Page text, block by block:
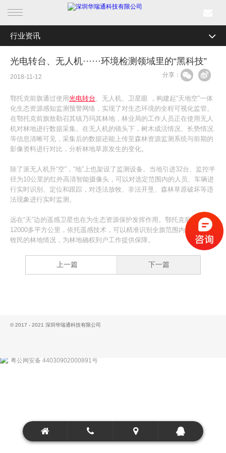
首页
产品中心
解决方案
成功案例
新闻中心
关于我们
行业资讯
全部分类公司新闻
行业资讯
媒体关注
最新活动
光电转台、无人机······环境检测领域里的“黑科技”
2018-11-12 分享：
鄂托克前旗通过使用光电转台 、无人机、卫星眼 ，构建起“天地空”一体
化生态资源感知监测预警网络，实现了对生态环境的全程可视化监管。
在鄂托克前旗敖勒召其镇乃玛其林地，林业局的工作人员正在使用无人
机对林地进行数据采集。在无人机的镜头下，树木成活情况、长势情况
等信息清晰可见，采集后的数据还能上传至森林资源监测系统与前期的
影像资料进行对比，分析林地草原发生的变化。
除了派无人机升“空”，“地”上也架设了监测设备。当地引进32台、监控半
径为10公里的红外高清智能摄像头，可以对选定范围内的人员、车辆进
行实时识别、定位和跟踪，对违法放牧、非法开垦、森林草原破坏等违
法现象进行实时监测。
远在“天”边的遥感卫星也在为生态资源保护发挥作用。鄂托克前旗有
12000多平方公里，依托遥感技术，可以精准识别全旗范围内每一户农
牧民的林地情况，为林地确权到户工作提供保障。
上一篇 下一篇
© 2017 - 2021 深圳华瑞通科技有限公司
粤公网安备 44030902000891号